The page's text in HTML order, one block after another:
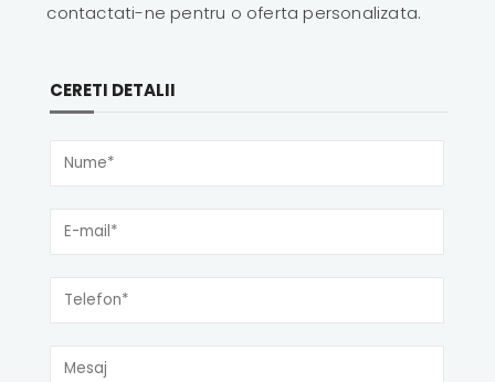
contactati-ne pentru o oferta personalizata.
CERETI DETALII